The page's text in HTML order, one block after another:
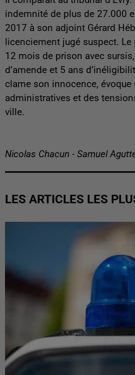
indemnité de plus de 27.000
2017 à son adjoint Gérard
licenciement jugé suspect. Le
12 mois de prison avec
d’amende et 5 ans
clame son innocence, évoque
administratives et des
ville.
Nicolas Chacun - Samuel
LES ARTICLES LES